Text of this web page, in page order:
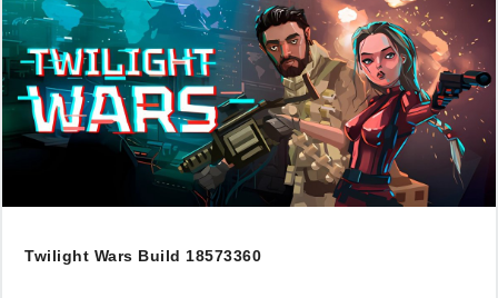
Twilight Wars Build 18573360